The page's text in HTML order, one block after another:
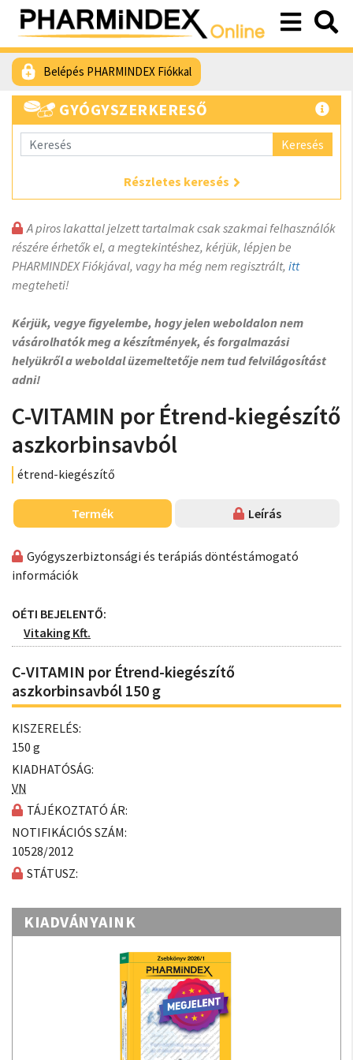
Belépés PHARMINDEX Fiókkal
GYÓGYSZERKERESŐ
Keresés
Részletes keresés
A piros lakattal jelzett tartalmak csak szakmai felhasználók
részére érhetők el, a megtekintéshez, kérjük, lépjen be
PHARMINDEX Fiókjával, vagy ha még nem regisztrált, itt
megteheti!
Kérjük, vegye figyelembe, hogy jelen weboldalon nem
vásárolhatók meg a készítmények, és forgalmazási
helyükről a weboldal üzemeltetője nem tud felvilágosítást
adni!
C-VITAMIN por Étrend-kiegészítő
aszkorbinsavból
étrend-kiegészítő
Termék Leírás
Gyógyszerbiztonsági és terápiás döntéstámogató
információk
OÉTI BEJELENTŐ:
Vitaking Kft.
C-VITAMIN por Étrend-kiegészítő
aszkorbinsavból 150 g
KISZERELÉS:
150 g
KIADHATÓSÁG:
VN
TÁJÉKOZTATÓ ÁR:
NOTIFIKÁCIÓS SZÁM:
10528/2012
STÁTUSZ:
KIADVÁNYAINK